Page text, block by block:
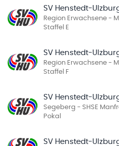
SV Henstedt-
Region Erwachsene -
Staffel E
SV Henstedt-
Region Erwachsene -
Staffel F
SV Henstedt-
Segeberg - SHSE
Pokal
SV Henstedt-